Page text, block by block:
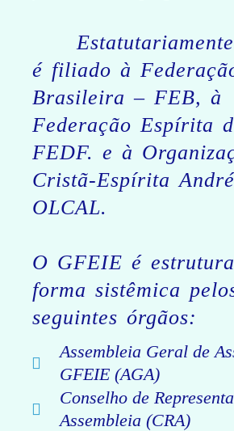
é filiado à
Brasileira – FEB, à
Federação Espírita
FEDF. e à
Cristã-Espírita
OLCAL.
O GFEIE é
forma sistêmica
seguintes órgãos:
Assembleia Geral de
GFEIE (AGA)
Conselho de
Assembleia (CRA)